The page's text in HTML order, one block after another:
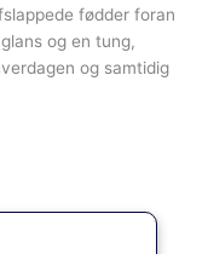
fødder foran
og en tung,
og samtidig
oprindelige pris var:
Den aktuelle